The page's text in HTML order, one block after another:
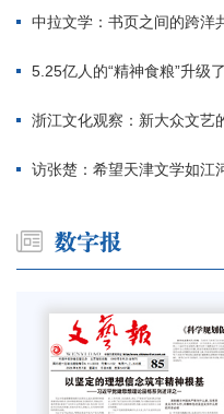
中拉文学：书页之间的跨洋
5.25亿人的“精神食粮”升级
浙江文化观察：新大众文艺
访张楚：希望天津文学如江